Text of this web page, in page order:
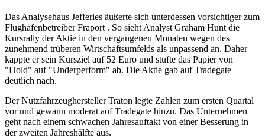
Das Analysehaus Jefferies äußerte sich unterdessen vorsichtiger zum
Flughafenbetreiber Fraport . So sieht Analyst Graham Hunt die
Kursrally der Aktie in den vergangenen Monaten wegen des
zunehmend trüberen Wirtschaftsumfelds als unpassend an. Daher
kappte er sein Kursziel auf 52 Euro und stufte das Papier von
"Hold" auf "Underperform" ab. Die Aktie gab auf Tradegate
deutlich nach.
Der Nutzfahrzeughersteller Traton legte Zahlen zum ersten Quartal
vor und gewann moderat auf Tradegate hinzu. Das Unternehmen
geht nach einem schwachen Jahresauftakt von einer Besserung in
der zweiten Jahreshälfte aus.